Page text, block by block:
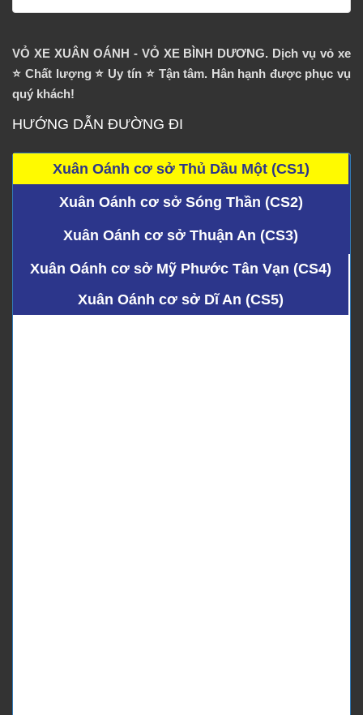
VỎ XE XUÂN OÁNH - VỎ XE BÌNH DƯƠNG. Dịch vụ vỏ xe
⭐️ Chất lượng ⭐️ Uy tín ⭐️ Tận tâm. Hân hạnh được phục vụ
quý khách!
HƯỚNG DẪN ĐƯỜNG ĐI
Xuân Oánh cơ sở Thủ Dầu Một (CS1)
Xuân Oánh cơ sở Sóng Thần (CS2)
Xuân Oánh cơ sở Thuận An (CS3)
Xuân Oánh cơ sở Mỹ Phước Tân Vạn (CS4)
Xuân Oánh cơ sở Dĩ An (CS5)